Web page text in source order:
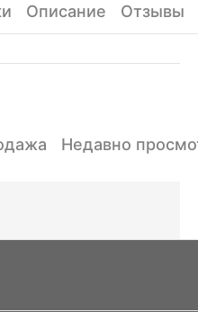
Описание Отзывы
Недавно